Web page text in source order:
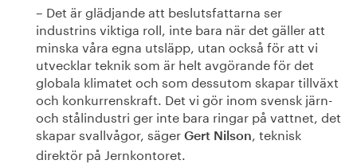
– Det är glädjande att beslutsfattarna ser
industrins viktiga roll, inte bara när det gäller att
minska våra egna utsläpp, utan också för att vi
utvecklar teknik som är helt avgörande för det
globala klimatet och som dessutom skapar tillväxt
och konkurrenskraft. Det vi gör inom svensk järn-
och stålindustri ger inte bara ringar på vattnet, det
skapar svallvågor, säger Gert Nilson, teknisk
direktör på Jernkontoret.